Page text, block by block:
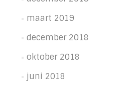
maart 2019
december 2018
oktober 2018
juni 2018